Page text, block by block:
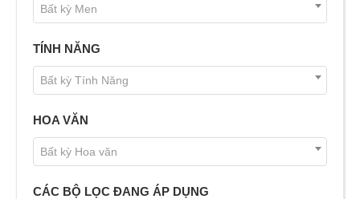
Bất kỳ Men
TÍNH NĂNG
Bất kỳ Tính Năng
HOA VĂN
Bất kỳ Hoa văn
CÁC BỘ LỌC ĐANG ÁP DỤNG